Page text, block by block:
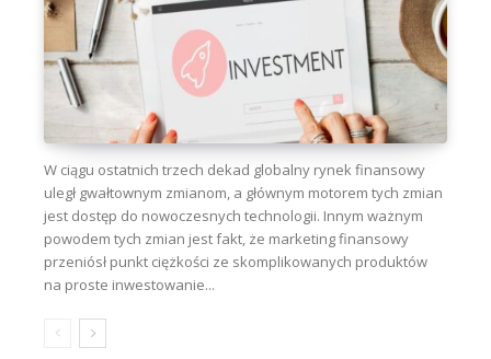
W ciągu ostatnich trzech dekad globalny rynek finansowy
uległ gwałtownym zmianom, a głównym motorem tych zmian
jest dostęp do nowoczesnych technologii. Innym ważnym
powodem tych zmian jest fakt, że marketing finansowy
przeniósł punkt ciężkości ze skomplikowanych produktów
na proste inwestowanie...